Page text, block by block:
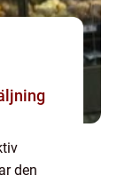
den